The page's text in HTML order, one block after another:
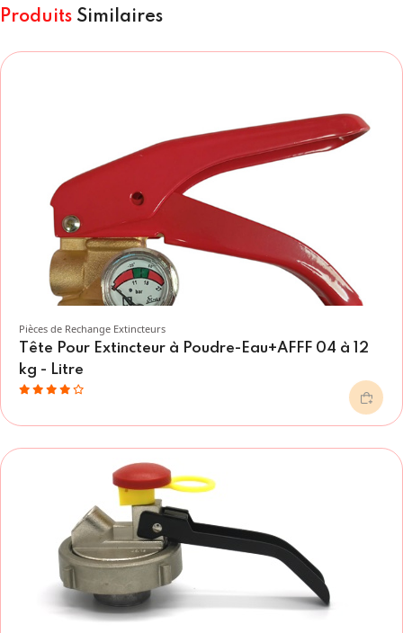
Produits Similaires
Pièces de Rechange Extincteurs
Tête Pour Extincteur à Poudre-Eau+AFFF 04 à 12
kg - Litre